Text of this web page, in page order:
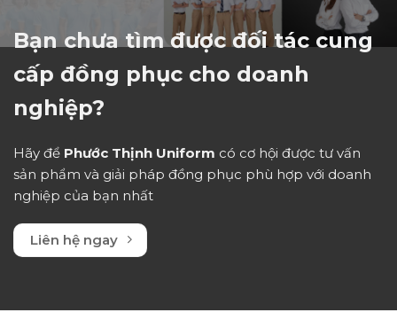
Bạn chưa tìm được đối tác cung
cấp đồng phục cho doanh
nghiệp?
Hãy để Phước Thịnh Uniform có cơ hội được tư vấn
sản phẩm và giải pháp đồng phục phù hợp với doanh
nghiệp của bạn nhất
Liên hệ ngay